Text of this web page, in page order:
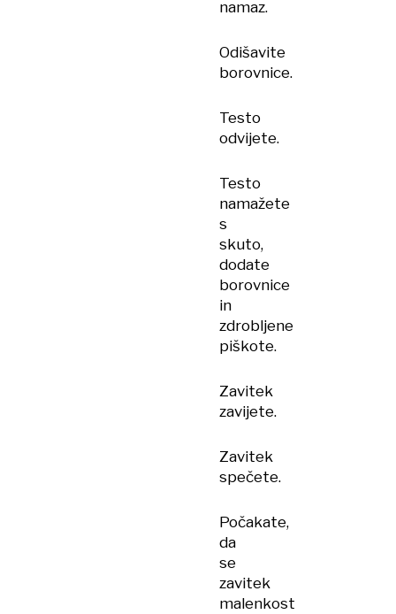
namaz.
Odišavite
borovnice.
Testo
odvijete.
Testo
namažete
s
skuto,
dodate
borovnice
in
zdrobljene
piškote.
Zavitek
zavijete.
Zavitek
spečete.
Počakate,
da
se
zavitek
malenkost